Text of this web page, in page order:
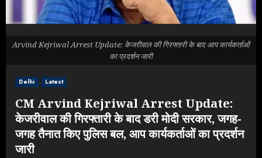
Delhi Latest
CM Arvind Kejriwal Arrest Update:
केजरीवाल की गिरफ्तारी के बाद डरी मोदी सरकार, जगह-
जगह तैनात किए पुलिस बल, आप कार्यकर्ताओं का प्रदर्शन
जारी
Arvind Kejriwal Arrest Update: केजरीवाल की गिरफ्तारी के बाद आप कार्यकर्ताओं
का प्रदर्शन जारी